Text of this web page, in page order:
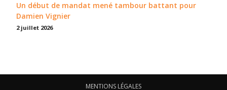
Un début de mandat mené tambour battant pour
Damien Vignier
2 juillet 2026
MENTIONS LÉGALES